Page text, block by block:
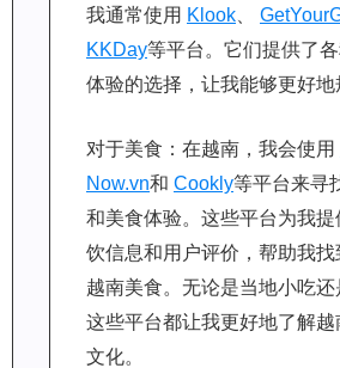
我通常使用 Klook
KKDay等平台。它们提供了
体验的选择，让我能够更好地
对于美食：在越南，我会使用
Now.vn和 Cookly等平台来寻
和美食体验。这些平台为我
饮信息和用户评价，帮助我
越南美食。无论是当地小吃还
这些平台都让我更好地了解
文化。